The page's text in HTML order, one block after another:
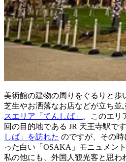
美術館の建物の周りをぐるりと歩
芝生やお洒落なお店などが立ち並
スエリア「てんしば」
。このエリ
回の目的地である JR 天王寺駅で
しば」を訪れた のですが、その
った白い「OSAKA」モニュメン
私の他にも、外国人観光客と思わ